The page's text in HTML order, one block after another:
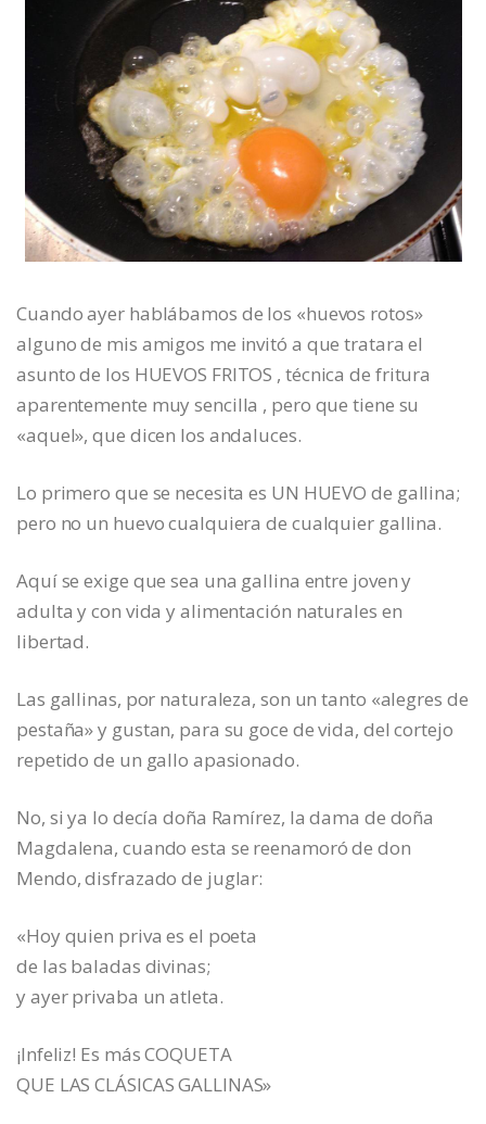
Cuando ayer hablábamos de los «huevos rotos»
alguno de mis amigos me invitó a que tratara el
asunto de los HUEVOS FRITOS , técnica de fritura
aparentemente muy sencilla , pero que tiene su
«aquel», que dicen los andaluces.
Lo primero que se necesita es UN HUEVO de gallina;
pero no un huevo cualquiera de cualquier gallina.
Aquí se exige que sea una gallina entre joven y
adulta y con vida y alimentación naturales en
libertad.
Las gallinas, por naturaleza, son un tanto «alegres de
pestaña» y gustan, para su goce de vida, del cortejo
repetido de un gallo apasionado.
No, si ya lo decía doña Ramírez, la dama de doña
Magdalena, cuando esta se reenamoró de don
Mendo, disfrazado de juglar:
«Hoy quien priva es el poeta
de las baladas divinas;
y ayer privaba un atleta.
¡Infeliz! Es más COQUETA
QUE LAS CLÁSICAS GALLINAS»